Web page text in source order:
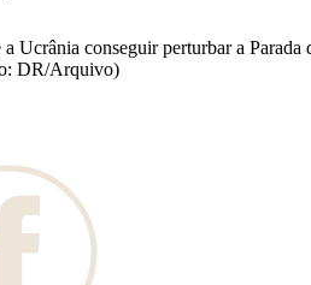
Ucrânia conseguir perturbar a Parada
DR/Arquivo)